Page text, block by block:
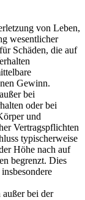
von Leben,
wesentlicher
Schäden, die auf
Gewinn.
bei
oder bei
und
Vertragspflichten
typischerweise
Höhe nach auf
begrenzt. Dies
bei der